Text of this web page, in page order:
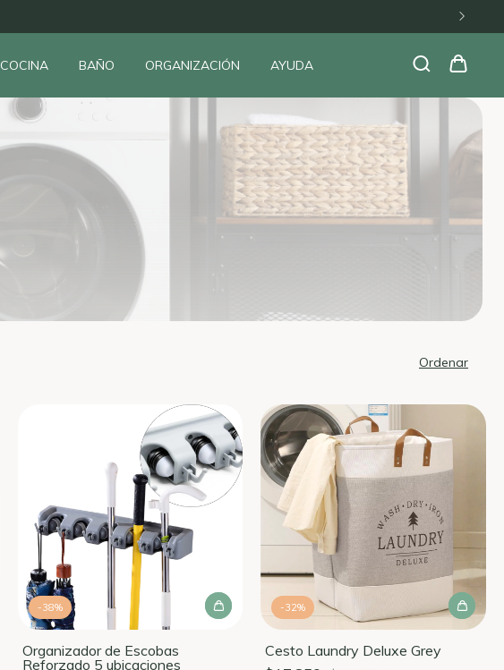
COCINA BAÑO ORGANIZACIÓN AYUDA
Ordenar
-38%
Organizador de Escobas
Reforzado 5 ubicaciones
-32%
Cesto Laundry Deluxe Grey